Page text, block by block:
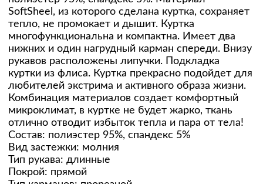
SoftSheel, из которого сделана куртка, сохраняет
тепло, не промокает и дышит. Куртка
многофункциональна и компактна. Имеет два
нижних и один нагрудный карман спереди. Внизу
рукавов расположены липучки. Подкладка
куртки из флиса. Куртка прекрасно подойдет для
любителей экстрима и активного образа жизни.
Комбинация материалов создает комфортный
микроклимат, в куртке не будет жарко, ткань
отлично отводит избыток тепла и пара от тела!
Состав: полиэстер 95%, спандекс 5%
Вид застежки: молния
Тип рукава: длинные
Покрой: прямой